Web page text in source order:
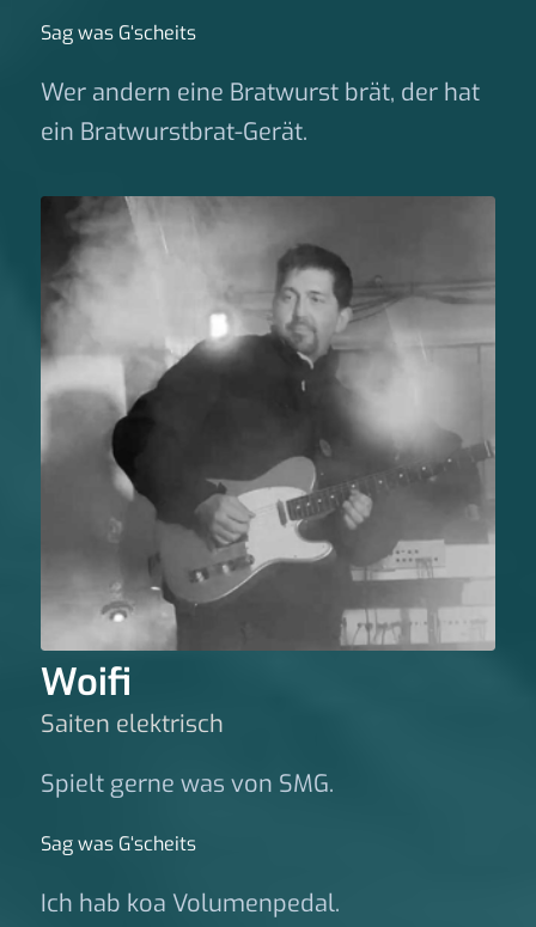
Sag was G‘scheits
Wer andern eine Bratwurst brät, der hat
ein Bratwurstbrat-Gerät.
Woifi
Saiten elektrisch
Spielt gerne was von SMG.
Sag was G‘scheits
Ich hab koa Volumenpedal.